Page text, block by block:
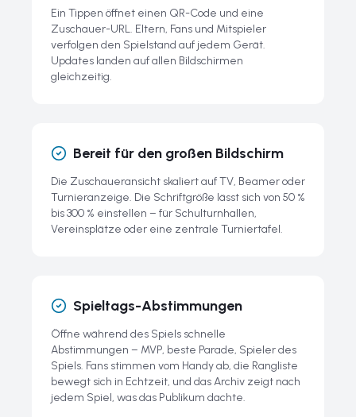
Ein Tippen öffnet einen QR-Code und eine
Zuschauer-URL. Eltern, Fans und Mitspieler
verfolgen den Spielstand auf jedem Gerät.
Updates landen auf allen Bildschirmen
gleichzeitig.
Bereit für den großen Bildschirm
Die Zuschaueransicht skaliert auf TV, Beamer oder
Turnieranzeige. Die Schriftgröße lässt sich von 50 %
bis 300 % einstellen – für Schulturnhallen,
Vereinsplätze oder eine zentrale Turniertafel.
Spieltags-Abstimmungen
Öffne während des Spiels schnelle
Abstimmungen – MVP, beste Parade, Spieler des
Spiels. Fans stimmen vom Handy ab, die Rangliste
bewegt sich in Echtzeit, und das Archiv zeigt nach
jedem Spiel, was das Publikum dachte.